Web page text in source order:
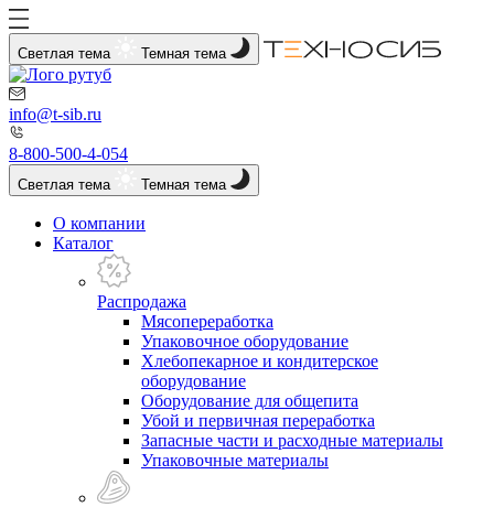
Светлая тема Темная тема
info@t-sib.ru
8-800-500-4-054
Светлая тема Темная тема
О компании
Каталог
Распродажа
Мясопереработка
Упаковочное оборудование
Хлебопекарное и кондитерское
оборудование
Оборудование для общепита
Убой и первичная переработка
Запасные части и расходные материалы
Упаковочные материалы